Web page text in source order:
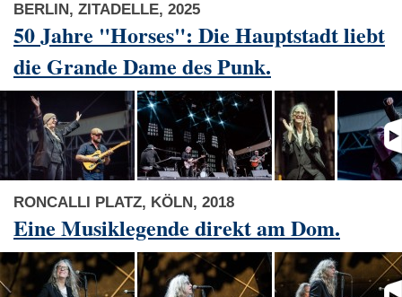
BERLIN, ZITADELLE, 2025
50 Jahre "Horses": Die Hauptstadt liebt
die Grande Dame des Punk.
RONCALLI PLATZ, KÖLN, 2018
Eine Musiklegende direkt am Dom.